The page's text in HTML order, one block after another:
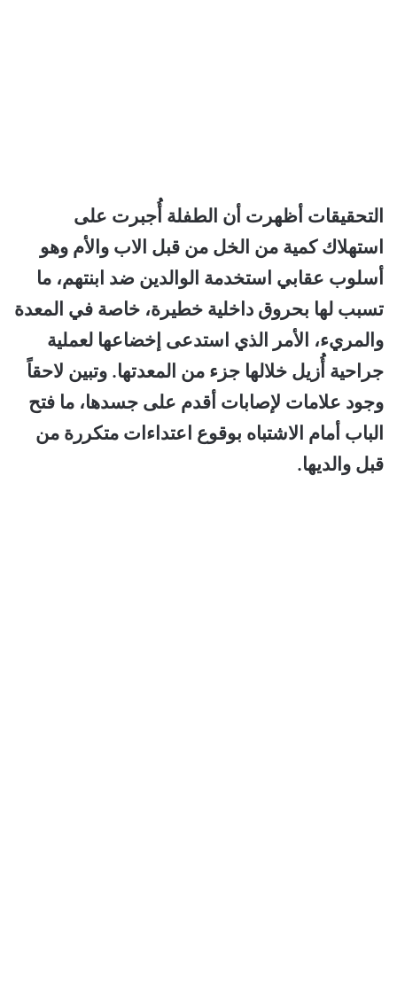
التحقيقات أظهرت أن الطفلة أُجبرت على
استهلاك كمية من الخل من قبل الاب والأم وهو
أسلوب عقابي استخدمة الوالدين ضد ابنتهم، ما
تسبب لها بحروق داخلية خطيرة، خاصة في المعدة
والمريء، الأمر الذي استدعى إخضاعها لعملية
جراحية أُزيل خلالها جزء من المعدتها. وتبين لاحقاً
وجود علامات لإصابات أقدم على جسدها، ما فتح
الباب أمام الاشتباه بوقوع اعتداءات متكررة من
قبل والديها.